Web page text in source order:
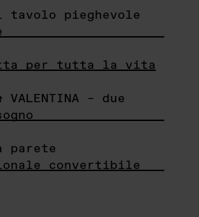
tavolo pieghevole
per tutta la vita
VALENTINA – due
parete
convertibile